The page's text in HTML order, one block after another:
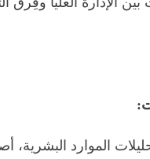
الموارد